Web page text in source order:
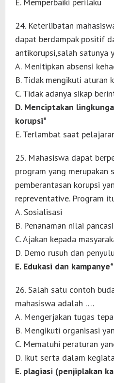
E. Memperbaiki perilaku
24. Keterlibatan
dapat berdampak positif
antikorupsi,salah satunya
A. Menitipkan absensi
B. Tidak mengikuti aturan
C. Tidak adanya sikap
D. Menciptakan
korupsi*
E. Terlambat saat
25. Mahasiswa dapat
program yang merupakan
pemberantasan korupsi
repreventative. Program
A. Sosialisasi
B. Penanaman nilai
C. Ajakan kepada
D. Demo rusuh dan
E. Edukasi dan kampanye*
26. Salah satu contoh
mahasiswa adalah ….
A. Mengerjakan tugas
B. Mengikuti organisasi
C. Mematuhi peraturan
D. Ikut serta dalam
E. plagiasi (penjiplakan